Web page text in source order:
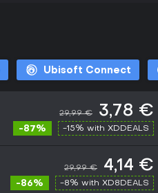
Ubisoft Connect
29,99 € 3,78 €
-87% -15% with XDDEALS
29,99 € 4,14 €
-86% -8% with XD8DEALS